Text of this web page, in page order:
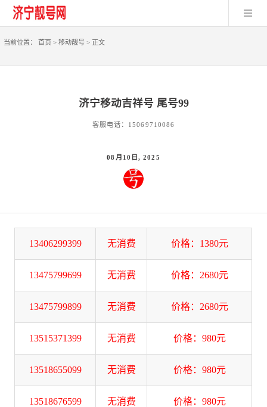
当前位置： 首页> 移动靓号 >正文
济宁移动吉祥号 尾号99
客服电话：15069710086
08月10日, 2025
13406299399 无消费 价格：1380元
13475799699 无消费 价格：2680元
13475799899 无消费 价格：2680元
13515371399 无消费 价格：980元
13518655099 无消费 价格：980元
13518676599 无消费 价格：980元